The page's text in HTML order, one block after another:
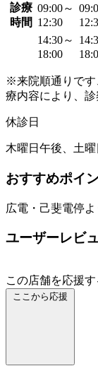
診療
時間
09:00～
12:30
14:30～
18:00
※来院順通りです
療内容により、診
休診日
木曜日午後、土
おすすめポイ
広電・己斐電停
ユーザーレビ
この店舗を応援す
ここから応援